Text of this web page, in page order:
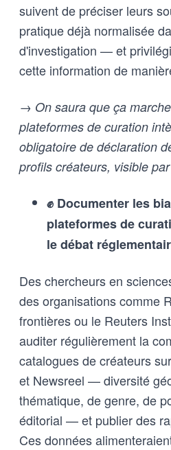
suivent de préciser leurs
pratique déjà normalisée
d'investigation — et
cette information de
→ On saura que ça
plateformes de curation
obligatoire de déclaration
profils créateurs, visible
✊ Documenter les
plateformes de
le débat
Des chercheurs en
des organisations comme
frontières ou le Reuters
auditer régulièrement la
catalogues de créateurs
et Newsreel — diversité
thématique, de genre, de
éditorial — et publier des
Ces données